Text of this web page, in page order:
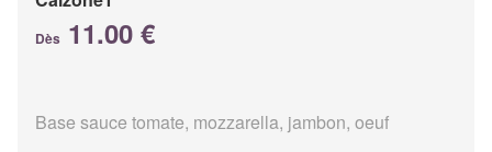
Dès 11.00 €
Base sauce tomate, mozzarella, jambon, oeuf